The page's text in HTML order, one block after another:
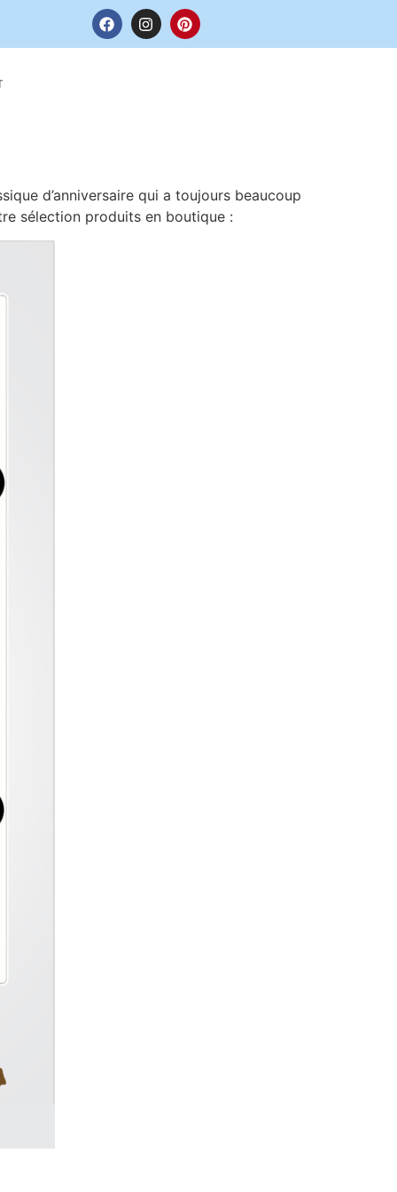
d’anniversaire qui a toujours beaucoup
sélection produits en boutique :